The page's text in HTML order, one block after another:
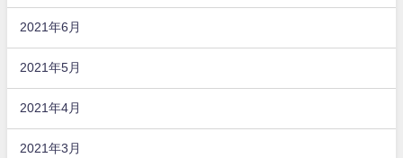
2021年6月
2021年5月
2021年4月
2021年3月